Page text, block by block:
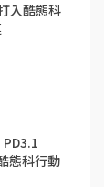
入酷態科
態科行動